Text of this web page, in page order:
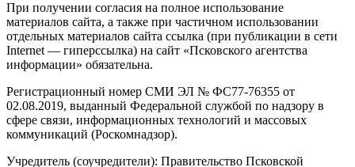
При получении согласия на полное использование
материалов сайта, а также при частичном использовании
отдельных материалов сайта ссылка (при публикации в сети
Internet — гиперссылка) на сайт «Псковского агентства
информации» обязательна.
Регистрационный номер СМИ ЭЛ № ФС77-76355 от
02.08.2019, выданный Федеральной службой по надзору в
сфере связи, информационных технологий и массовых
коммуникаций (Роскомнадзор).
Учредитель (соучредители): Правительство Псковской